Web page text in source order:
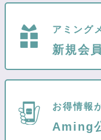
アミング
新規会
お得情報
Aming